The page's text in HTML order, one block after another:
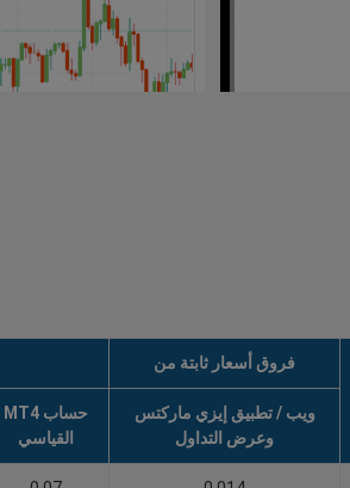
فروق أسعار ثابتة من
ويب / تطبيق إيزي ماركتس
وعرض التداول
حساب MT4
القياسي